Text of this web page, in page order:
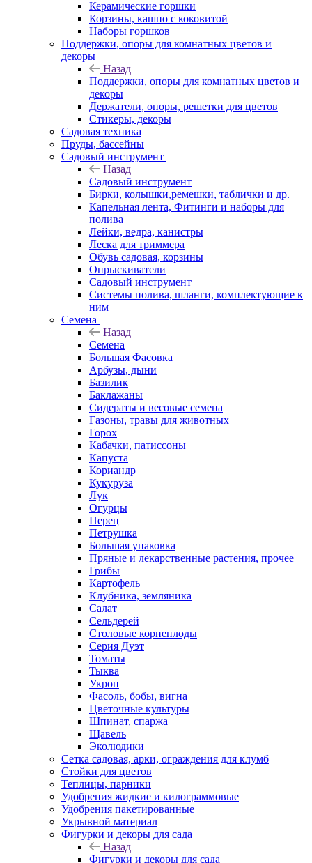
Керамические горшки
Корзины, кашпо с коковитой
Наборы горшков
Поддержки, опоры для комнатных цветов и
декоры
Назад
Поддержки, опоры для комнатных цветов и
декоры
Держатели, опоры, решетки для цветов
Стикеры, декоры
Садовая техника
Пруды, бассейны
Садовый инструмент
Назад
Садовый инструмент
Бирки, колышки,ремешки, таблички и др.
Капельная лента, Фитинги и наборы для
полива
Лейки, ведра, канистры
Леска для триммера
Обувь садовая, корзины
Опрыскиватели
Садовый инструмент
Системы полива, шланги, комплектующие к
ним
Семена
Назад
Семена
Большая Фасовка
Арбузы, дыни
Базилик
Баклажаны
Сидераты и весовые семена
Газоны, травы для животных
Горох
Кабачки, патиссоны
Капуста
Кориандр
Кукуруза
Лук
Огурцы
Перец
Петрушка
Большая упаковка
Пряные и лекарственные растения, прочее
Грибы
Картофель
Клубника, земляника
Салат
Сельдерей
Столовые корнеплоды
Серия Дуэт
Томаты
Тыква
Укроп
Фасоль, бобы, вигна
Цветочные культуры
Шпинат, спаржа
Щавель
Эколюдики
Сетка садовая, арки, ограждения для клумб
Стойки для цветов
Теплицы, парники
Удобрения жидкие и килограммовые
Удобрения пакетированные
Укрывной материал
Фигурки и декоры для сада
Назад
Фигурки и декоры для сада